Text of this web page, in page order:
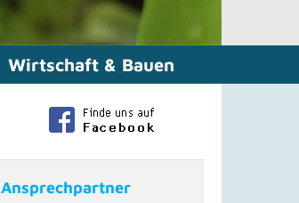
Wirtschaft & Bauen
Ansprechpartner